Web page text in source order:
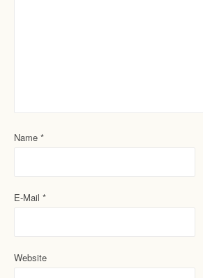
Name *
E-Mail *
Website